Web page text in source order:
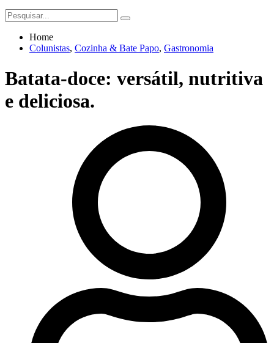
Home
Colunistas, Cozinha & Bate Papo, Gastronomia
Batata-doce: versátil, nutritiva
e deliciosa.